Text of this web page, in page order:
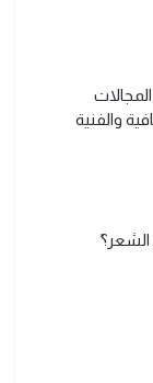
والفنية
الشعر؟ً